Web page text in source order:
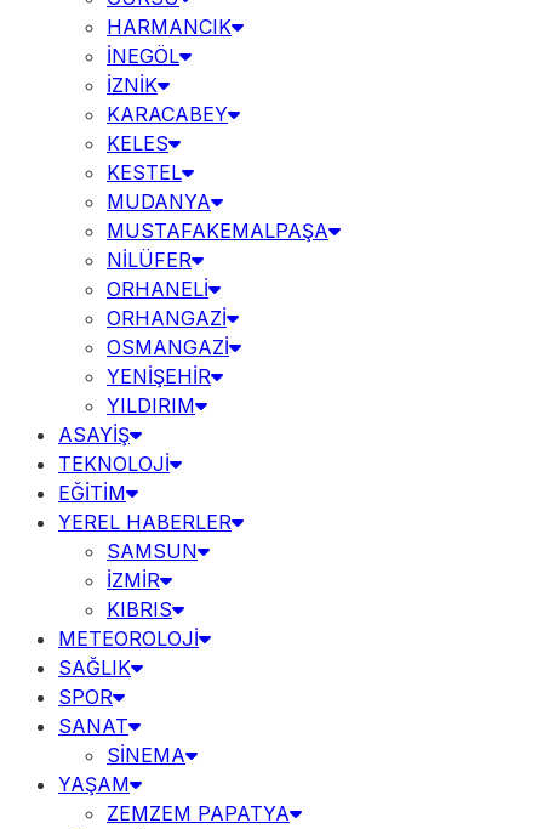
HARMANCIK
İNEGÖL
İZNİK
KARACABEY
KELES
KESTEL
MUDANYA
MUSTAFAKEMALPAŞA
NİLÜFER
ORHANELİ
ORHANGAZİ
OSMANGAZİ
YENİŞEHİR
YILDIRIM
ASAYİŞ
TEKNOLOJİ
EĞİTİM
YEREL HABERLER
SAMSUN
İZMİR
KIBRIS
METEOROLOJİ
SAĞLIK
SPOR
SANAT
SİNEMA
YAŞAM
ZEMZEM PAPATYA